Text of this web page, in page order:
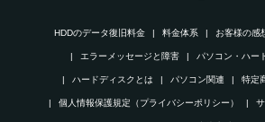
HDDのデータ復旧料金 料金体系 お客様の感
エラーメッセージと障害 パソコン・ハー
ハードディスクとは パソコン関連 特定
個人情報保護規定（プライバシーポリシー）